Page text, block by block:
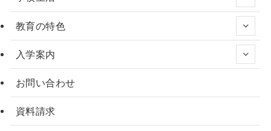
教育の特色
入学案内
お問い合わせ
資料請求